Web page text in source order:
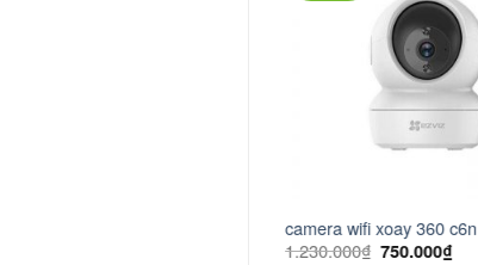
camera wifi xoay 360 c6n
1.230.000₫ 750.000₫